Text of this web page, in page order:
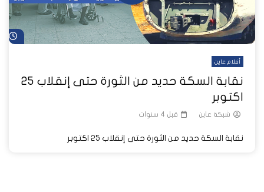
أفلام عاين
نقابة السكة حديد من الثورة حتى إنقلاب ٢٥
اكتوبر
شبكة عاين قبل 4 سنوات
نقابة السكة حديد من الثورة حتى إنقلاب ٢٥ اكتوبر